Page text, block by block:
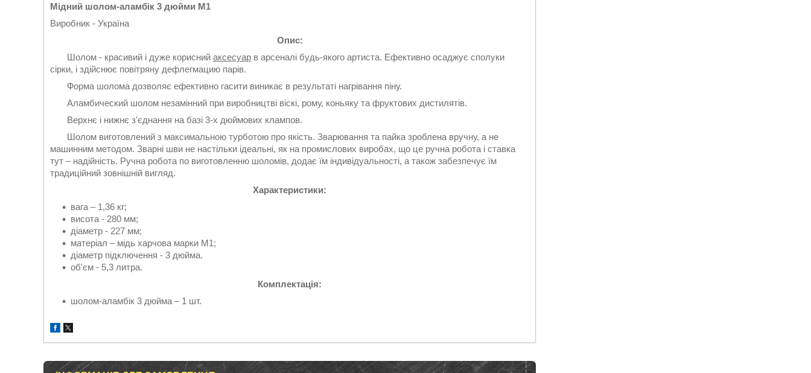
Мідний шолом-аламбік 3 дюйми М1
Виробник - Україна
Опис:
Шолом - красивий і дуже корисний аксесуар в арсеналі будь-якого артиста. Ефективно осаджує сполуки
сірки, і здійснює повітряну дефлегмацию парів.
Форма шолома дозволяє ефективно гасити виникає в результаті нагрівання піну.
Аламбический шолом незамінний при виробництві віскі, рому, коньяку та фруктових дистилятів.
Верхнє і нижнє з'єднання на базі 3-х дюймових клампов.
Шолом виготовлений з максимальною турботою про якість. Зварювання та пайка зроблена вручну, а не
машинним методом. Зварні шви не настільки ідеальні, як на промислових виробах, що це ручна робота і ставка
тут – надійність. Ручна робота по виготовленню шоломів, додає їм індивідуальності, а також забезпечує їм
традиційний зовнішній вигляд.
Характеристики:
вага – 1,36 кг;
висота - 280 мм;
діаметр - 227 мм;
матеріал – мідь харчова марки М1;
діаметр підключення - 3 дюйма.
об'єм - 5,3 литра.
Комплектація:
шолом-аламбік 3 дюйма – 1 шт.